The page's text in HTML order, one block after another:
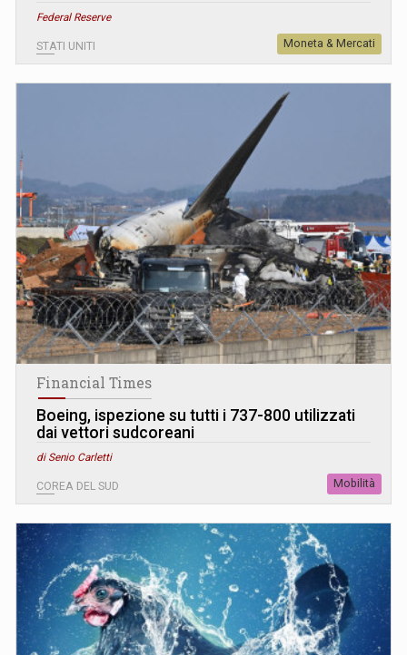
Federal Reserve
STATI UNITI Moneta & Mercati
Financial Times
Boeing, ispezione su tutti i 737-800 utilizzati
dai vettori sudcoreani
di Senio Carletti
COREA DEL SUD Mobilità